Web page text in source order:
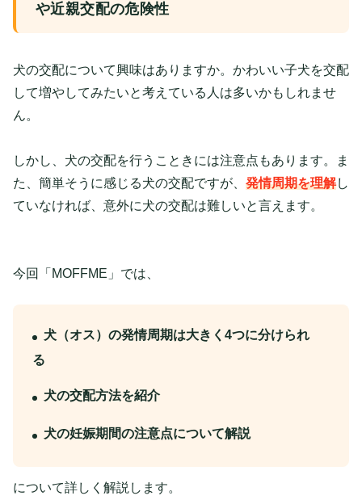
や近親交配の危険性
犬の交配について興味はありますか。かわいい子犬を交配
して増やしてみたいと考えている人は多いかもしれませ
ん。
しかし、犬の交配を行うこときには注意点もあります。ま
た、簡単そうに感じる犬の交配ですが、 発情周期を理解し
ていなければ、意外に犬の交配は難しいと言えます。
今回「MOFFME」では、
犬（オス）の発情周期は大きく4つに分けられ
る
犬の交配方法を紹介
犬の妊娠期間の注意点について解説
について詳しく解説します。